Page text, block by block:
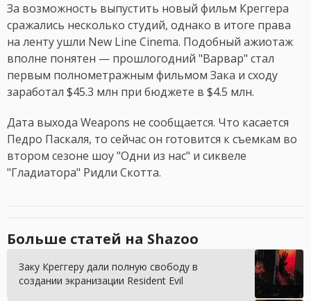
За возможность выпустить новый фильм Креггера
сражались несколько студий, однако в итоге права
на ленту ушли New Line Cinema. Подобный ажиотаж
вполне понятен — прошлогодний "Варвар" стал
первым полнометражным фильмом Зака и сходу
заработал $45.3 млн при бюджете в $4.5 млн.
Дата выхода Weapons не сообщается. Что касается
Педро Паскаля, то сейчас он готовится к съемкам во
втором сезоне шоу "Одни из нас" и сиквеле
"Гладиатора" Ридли Скотта.
Больше статей на Shazoo
Заку Креггеру дали полную свободу в
создании экранизации Resident Evil